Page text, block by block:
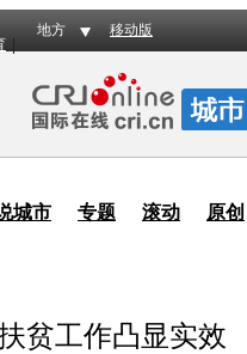
地方 移动版
城市 专题 滚动 原创
贫工作凸显实效